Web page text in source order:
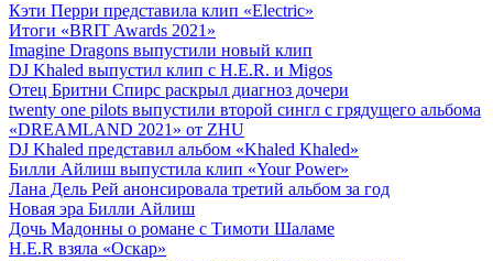
Кэти Перри представила клип «Electric»
Итоги «BRIT Awards 2021»
Imagine Dragons выпустили новый клип
DJ Khaled выпустил клип с H.E.R. и Migos
Отец Бритни Спирс раскрыл диагноз дочери
twenty one pilots выпустили второй сингл с грядущего альбома
«DREAMLAND 2021» от ZHU
DJ Khaled представил альбом «Khaled Khaled»
Билли Айлиш выпустила клип «Your Power»
Лана Дель Рей анонсировала третий альбом за год
Новая эра Билли Айлиш
Дочь Мадонны о романе с Тимоти Шаламе
H.E.R взяла «Оскар»